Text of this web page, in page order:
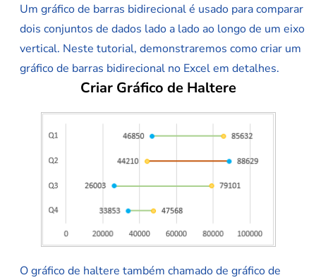
Um gráfico de barras bidirecional é usado para comparar
dois conjuntos de dados lado a lado ao longo de um eixo
vertical. Neste tutorial, demonstraremos como criar um
gráfico de barras bidirecional no Excel em detalhes.
Criar Gráfico de Haltere
O gráfico de haltere também chamado de gráfico de